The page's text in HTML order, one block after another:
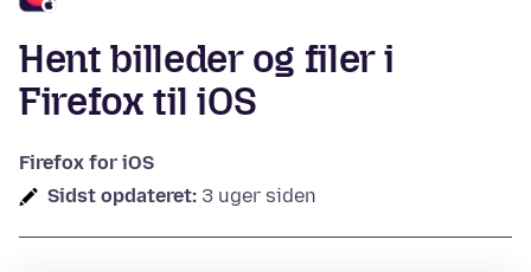
Hent billeder og filer i
Firefox til iOS
Firefox for iOS
Sidst opdateret: 3 uger siden